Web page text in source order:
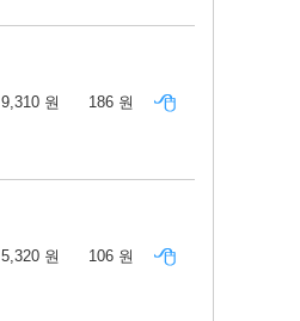
9,310 원 186 원
5,320 원 106 원